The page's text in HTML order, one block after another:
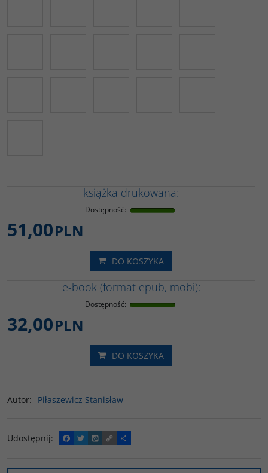
książka drukowana:
Dostępność:
51,00PLN
DO KOSZYKA
e-book (format epub, mobi):
Dostępność:
32,00PLN
DO KOSZYKA
Autor: Piłaszewicz Stanisław
Udostępnij:
F
a
e
T
w
t
W
y
o
C
o
y
P
o
z